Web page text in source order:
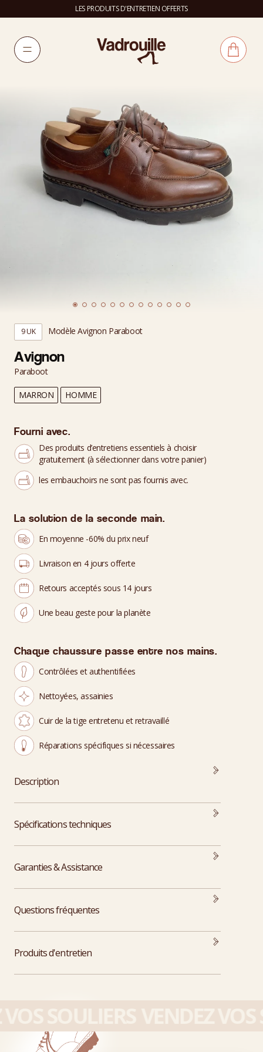
LES PRODUITS D'ENTRETIEN OFFERTS
9 UK Modèle Avignon Paraboot
Avignon
Paraboot
MARRON HOMME
Fourni avec.
Des produits d’entretiens essentiels à choisir
gratuitement (à sélectionner dans votre panier)
les embauchoirs ne sont pas fournis avec.
La solution de la seconde main.
En moyenne -60% du prix neuf
Livraison en 4 jours offerte
Retours acceptés sous 14 jours
Une beau geste pour la planète
Chaque chaussure passe entre nos mains.
Contrôlées et authentifiées
Nettoyées, assainies
Cuir de la tige entretenu et retravaillé
Réparations spécifiques si nécessaires
Description
Spécifications techniques
Garanties & Assistance
Questions fréquentes
Produits d'entretien